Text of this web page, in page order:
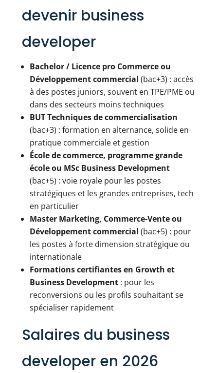
devenir business
developer
Bachelor / Licence pro Commerce ou
Développement commercial (bac+3) : accès
à des postes juniors, souvent en TPE/PME ou
dans des secteurs moins techniques
BUT Techniques de commercialisation
(bac+3) : formation en alternance, solide en
pratique commerciale et gestion
École de commerce, programme grande
école ou MSc Business Development
(bac+5) : voie royale pour les postes
stratégiques et les grandes entreprises, tech
en particulier
Master Marketing, Commerce-Vente ou
Développement commercial (bac+5) : pour
les postes à forte dimension stratégique ou
internationale
Formations certifiantes en Growth et
Business Development: pour les
reconversions ou les profils souhaitant se
spécialiser rapidement
Salaires du business
developer en 2026